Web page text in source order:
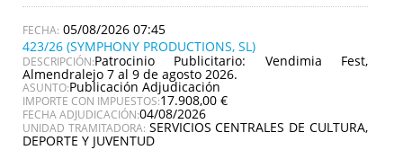
05/08/2026 07:45
423/26 (SYMPHONY PRODUCTIONS, SL)
DESCRIPCIÓN:Patrocinio Publicitario: Vendimia Fest,
Almendralejo 7 al 9 de agosto 2026.
ASUNTO:Publicación Adjudicación
IMPORTE CON IMPUESTOS:17.908,00 €
FECHA ADJUDICACIÓN:04/08/2026
UNIDAD TRAMITADORA: SERVICIOS CENTRALES DE CULTURA,
DEPORTE Y JUVENTUD